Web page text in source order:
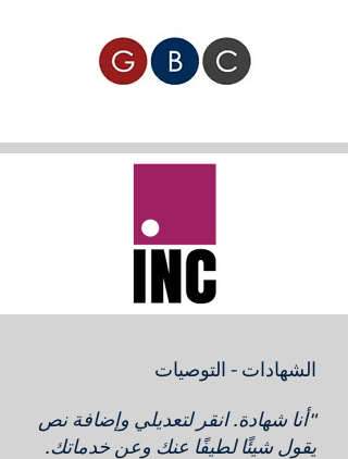
الشهادات - التوصيات
"أنا شهادة. انقر لتعديلي وإضافة نص
يقول شيئًا لطيفًا عنك وعن خدماتك.